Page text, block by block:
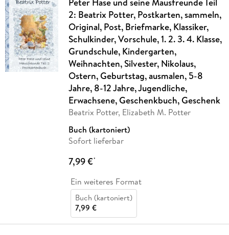
2: Beatrix Potter, Postkarten, sammeln,
Original, Post, Briefmarke, Klassiker,
Schulkinder, Vorschule, 1. 2. 3. 4. Klasse,
Grundschule, Kindergarten,
Weihnachten, Silvester, Nikolaus,
Ostern, Geburtstag, ausmalen, 5-8
Jahre, 8-12 Jahre, Jugendliche,
Erwachsene, Geschenkbuch, Geschenk
Beatrix Potter, Elizabeth M. Potter
Buch (kartoniert)
Sofort lieferbar
7,99 €*
Ein weiteres Format
Buch (kartoniert)
7,99 €